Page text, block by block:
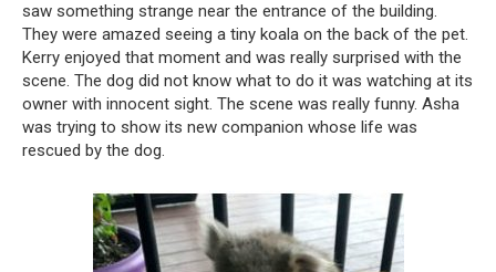
saw something strange near the entrance of the building.
They were amazed seeing a tiny koala on the back of the pet.
Kerry enjoyed that moment and was really surprised with the
scene. The dog did not know what to do it was watching at its
owner with innocent sight. The scene was really funny. Asha
was trying to show its new companion whose life was
rescued by the dog.